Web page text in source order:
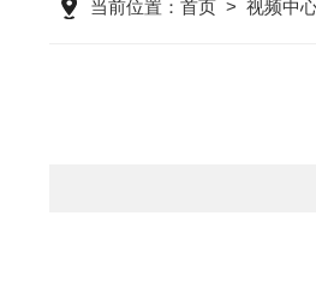
当前位置： 首页> 视频中